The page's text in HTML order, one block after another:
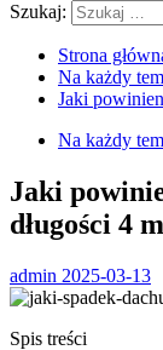
Szukaj:
Strona
Na każdy
Jaki
Na każdy
Jaki
długości 4
admin 2025-03-13
Spis treści